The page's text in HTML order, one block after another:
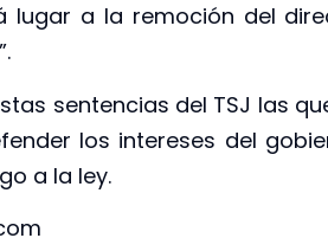
lugar a la remoción del
sentencias del TSJ las
los intereses del
a la ley.